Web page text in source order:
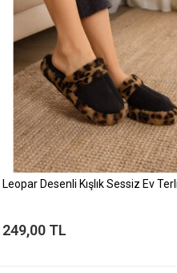
Leopar Desenli Kışlık Sessiz Ev
249,00 TL